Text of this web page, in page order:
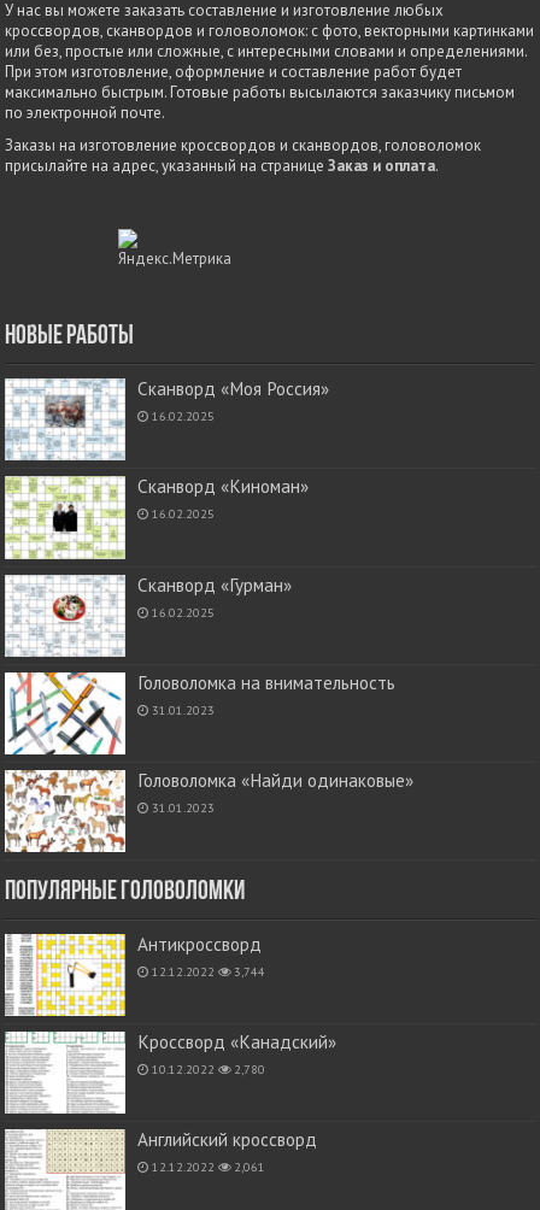
У нас вы можете заказать составление и изготовление любых
кроссвордов, сканвордов и головоломок: с фото, векторными картинками
или без, простые или сложные, с интересными словами и определениями.
При этом изготовление, оформление и составление работ будет
максимально быстрым. Готовые работы высылаются заказчику письмом
по электронной почте.
Заказы на изготовление кроссвордов и сканвордов, головоломок
присылайте на адрес, указанный на страницеЗаказ и оплата.
Новые работы
Сканворд «Моя Россия»
16.02.2025
Сканворд «Киноман»
16.02.2025
Сканворд «Гурман»
16.02.2025
Головоломка на внимательность
31.01.2023
Головоломка «Найди одинаковые»
31.01.2023
Популярные головоломки
Антикроссворд
12.12.2022 3,744
Кроссворд «Канадский»
10.12.2022 2,780
Английский кроссворд
12.12.2022 2,061